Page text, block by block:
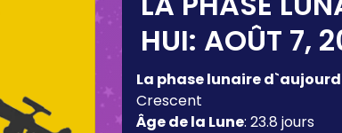
HUI: AOÛT 7,
La phase lunaire
Crescent
Âge de la Lune: 23.8 jours